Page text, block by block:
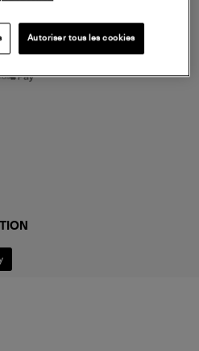
Autoriser tous les cookies